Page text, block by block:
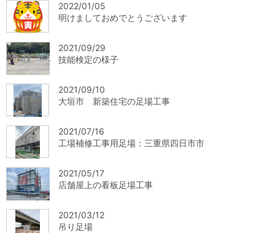
2022/01/05
明けましておめでとうございます
2021/09/29
技能検定の様子
2021/09/10
大垣市 新築住宅の足場工事
2021/07/16
工場補修工事用足場：三重県四日市市
2021/05/17
店舗屋上の看板足場工事
2021/03/12
吊り足場